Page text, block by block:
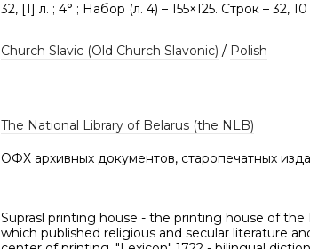
32, [1] л. ; 4° ; Набор (л. 4) – 155×125. Строк – 32,
Church Slavic (Old Church Slavonic) / Polish
The National Library of Belarus (the NLB)
ОФХ архивных документов, старопечатных
Suprasl printing house - the printing house of the
which published religious and secular literature